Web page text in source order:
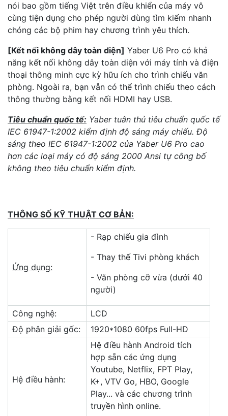
nói bao gồm tiếng Việt trên điều khiển của máy vô
cùng tiện dụng cho phép người dùng tìm kiếm nhanh
chóng các bộ phim hay chương trình yêu thích.
[Kết nối không dây toàn diện] Yaber U6 Pro có khả
năng kết nối không dây toàn diện với máy tính và điện
thoại thông minh cực kỳ hữu ích cho trình chiếu văn
phòng. Ngoài ra, bạn vẫn có thể trình chiếu theo cách
thông thường bằng kết nối HDMI hay USB.
Tiêu chuẩn quốc tế: Yaber tuân thủ tiêu chuẩn quốc tế
IEC 61947-1:2002 kiểm định độ sáng máy chiếu. Độ
sáng theo IEC 61947-1:2002 của Yaber U6 Pro cao
hơn các loại máy có độ sáng 2000 Ansi tự công bố
không theo tiêu chuẩn kiểm định.
THÔNG SỐ KỸ THUẬT CƠ BẢN:
Ứng dụng:
- Rạp chiếu gia đình
- Thay thế Tivi phòng khách
- Văn phòng cỡ vừa (dưới 40
người)
Công nghệ:
LCD
Độ phân giải gốc:
1920*1080 60fps Full-HD
Hệ điều hành:
Hệ điều hành Android tích
hợp sẵn các ứng dụng
Youtube, Netflix, FPT Play,
K+, VTV Go, HBO, Google
Play... và các chương trình
truyền hình online.